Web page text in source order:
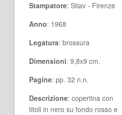
Stampatore: Stiav - Firenze
Anno: 1968
Legatura: brossura
Dimensioni: 9,8x9 cm.
Pagine: pp. 32 n.n.
Descrizione: copertina con
titoli in nero su fondo rosso e